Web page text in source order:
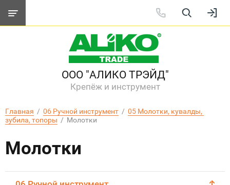
ООО "АЛИКО ТРЭЙД"
Крепёж и инструмент
Главная
  /
06 Ручной инструмент
  /
05 Молотки, кувалды,
зубила, топоры
  /  Молотки
Молотки